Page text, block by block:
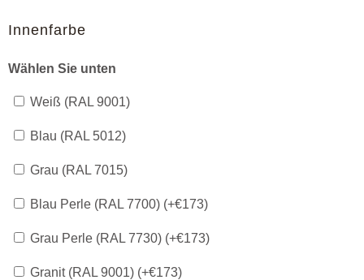
Innenfarbe
Wählen Sie unten
Weiß (RAL 9001)
Blau (RAL 5012)
Grau (RAL 7015)
Blau Perle (RAL 7700) (+€173)
Grau Perle (RAL 7730) (+€173)
Granit (RAL 9001) (+€173)